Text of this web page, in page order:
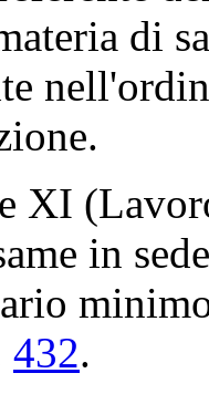
di
XI
in
432​.